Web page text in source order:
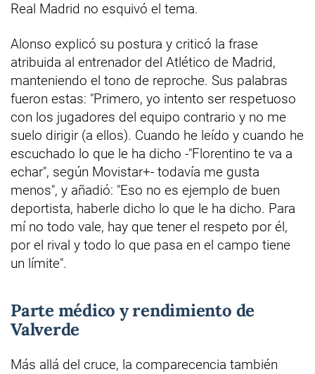
Real Madrid no esquivó el tema.
Alonso explicó su postura y criticó la frase
atribuida al entrenador del Atlético de Madrid,
manteniendo el tono de reproche. Sus palabras
fueron estas: "Primero, yo intento ser respetuoso
con los jugadores del equipo contrario y no me
suelo dirigir (a ellos). Cuando he leído y cuando he
escuchado lo que le ha dicho -"Florentino te va a
echar", según Movistar+- todavía me gusta
menos", y añadió: "Eso no es ejemplo de buen
deportista, haberle dicho lo que le ha dicho. Para
mí no todo vale, hay que tener el respeto por él,
por el rival y todo lo que pasa en el campo tiene
un límite".
Parte médico y rendimiento de
Valverde
Más allá del cruce, la comparecencia también